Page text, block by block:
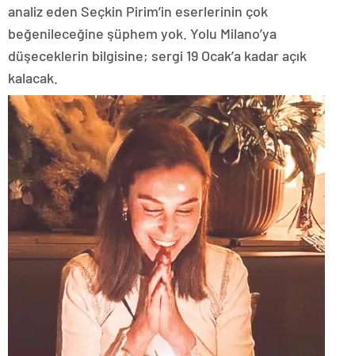
analiz eden Seçkin Pirim’in eserlerinin çok
beğenileceğine şüphem yok. Yolu Milano’ya
düşeceklerin bilgisine; sergi 19 Ocak’a kadar açık
kalacak.